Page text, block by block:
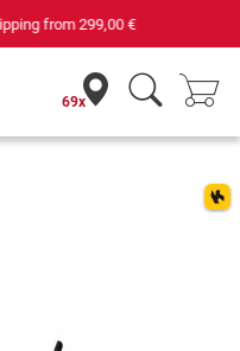
for 42 years
69x